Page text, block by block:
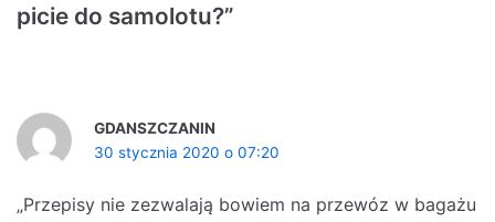
picie do samolotu?”
GDANSZCZANIN
30 stycznia 2020 o 07:20
„Przepisy nie zezwalają bowiem na przewóz w bagażu